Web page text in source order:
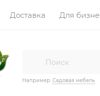
Доставка Для
Например: Садовая мебель